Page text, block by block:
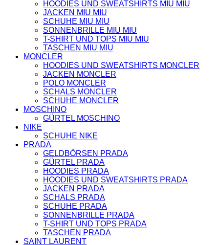
HOODIES UND SWEATSHIRTS MIU MIU
JACKEN MIU MIU
SCHUHE MIU MIU
SONNENBRILLE MIU MIU
T-SHIRT UND TOPS MIU MIU
TASCHEN MIU MIU
MONCLER
HOODIES UND SWEATSHIRTS MONCLER
JACKEN MONCLER
POLO MONCLER
SCHALS MONCLER
SCHUHE MONCLER
MOSCHINO
GÜRTEL MOSCHINO
NIKE
SCHUHE NIKE
PRADA
GELDBÖRSEN PRADA
GÜRTEL PRADA
HOODIES PRADA
HOODIES UND SWEATSHIRTS PRADA
JACKEN PRADA
SCHALS PRADA
SCHUHE PRADA
SONNENBRILLE PRADA
T-SHIRT UND TOPS PRADA
TASCHEN PRADA
SAINT LAURENT